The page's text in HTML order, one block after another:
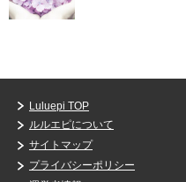
Luluepi TOP
ルルエピについて
サイトマップ
プライバシーポリシー